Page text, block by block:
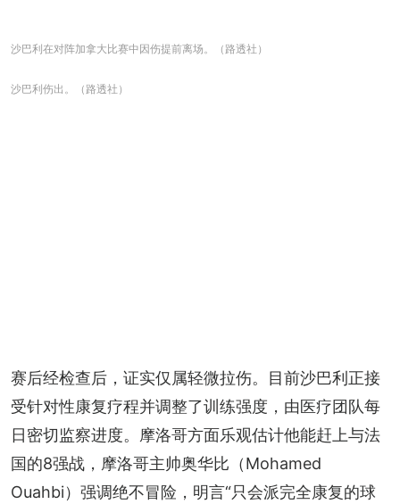
沙巴利在对阵加拿大比赛中因伤提前离场。（路透社）
沙巴利伤出。（路透社）
赛后经检查后，证实仅属轻微拉伤。目前沙巴利正接
受针对性康复疗程并调整了训练强度，由医疗团队每
日密切监察进度。摩洛哥方面乐观估计他能赶上与法
国的8强战，摩洛哥主帅奥华比（Mohamed
Ouahbi）强调绝不冒险，明言“只会派完全康复的球